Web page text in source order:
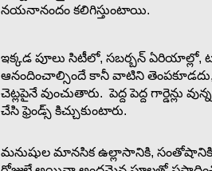
నయనానందం కలిగిస్తుంటాయి.
ఇక్కడ పూలు సిటీలో, సబర్బన్ ఏరియాల్లో,
ఆనందించాల్సిందే కానీ వాటిని
చెట్లపైనే వుంచుతారు. పెద్ద పెద్ద గార్డెన్లు
చేసి ఫ్రెండ్స్ కిచ్చుకుంటారు.
మనుషుల మానసిక ఉల్లాసానికి, సంతోషానికి